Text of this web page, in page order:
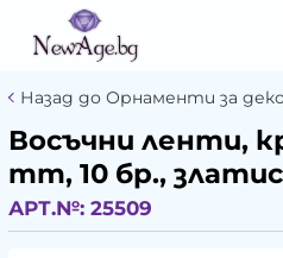
Назад до Орнаменти за
Восъчни ленти,
mm, 10 бр.,
АРТ.№: 25509